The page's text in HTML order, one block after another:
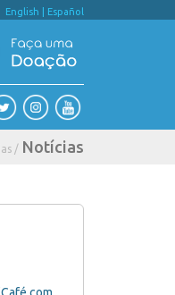
English Español
/ Notícias